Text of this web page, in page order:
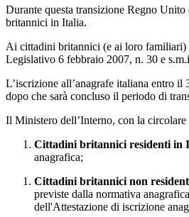
Durante questa transizione Regno
britannici in Italia.
Ai cittadini britannici (e ai loro familiari)
Legislativo 6 febbraio 2007, n. 30 e
L’iscrizione all’anagrafe italiana entro
dopo che sarà concluso il periodo di
Il Ministero dell’Interno, con la
Cittadini britannici residenti in
anagrafica;
Cittadini britannici non
previste dalla normativa
dell'Attestazione di iscrizione